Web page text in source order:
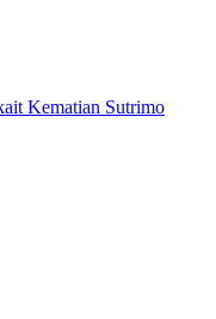
Kematian Sutrimo